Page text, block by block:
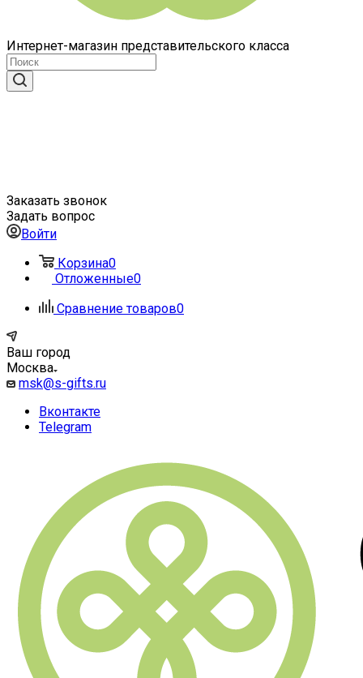
Интернет-магазин представительского класса
Заказать звонок
Задать вопрос
Войти
Корзина0
Отложенные0
Сравнение товаров0
Ваш город
Москва
msk@s-gifts.ru
Вконтакте
Telegram